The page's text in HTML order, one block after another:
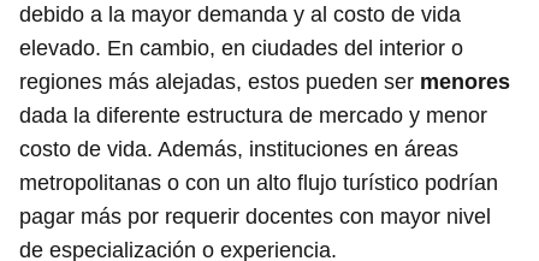
debido a la mayor demanda y al costo de vida
elevado. En cambio, en ciudades del interior o
regiones más alejadas, estos pueden ser menores
dada la diferente estructura de mercado y menor
costo de vida. Además, instituciones en áreas
metropolitanas o con un alto flujo turístico podrían
pagar más por requerir docentes con mayor nivel
de especialización o experiencia.